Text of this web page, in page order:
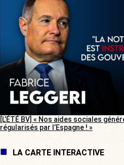
[L’ÉTÉ BV] « Nos aides sociales
régularisés par l’Espagne ! »
LA CARTE INTERACTIVE